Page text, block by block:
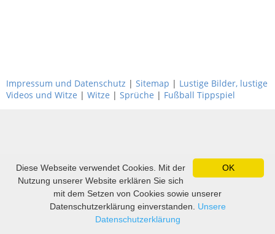
Impressum und Datenschutz | Sitemap | Lustige Bilder, lustige
Videos und Witze | Witze | Sprüche | Fußball Tippspiel
OK
Diese Webseite verwendet Cookies. Mit der
Nutzung unserer Website erklären Sie sich
mit dem Setzen von Cookies sowie unserer
Datenschutzerklärung einverstanden. Unsere
Datenschutzerklärung